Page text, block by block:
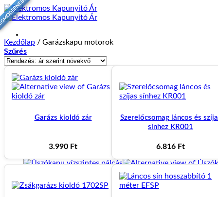
Skip
to
content
Kapu gyártás
Úszókapu váz
Kezdőlap / Garázskapu motorok
Szűrés
Garázs kioldó zár
3.990 Ft
Szerelőcsomag láncos és
sínhez KR001
6.816 Ft